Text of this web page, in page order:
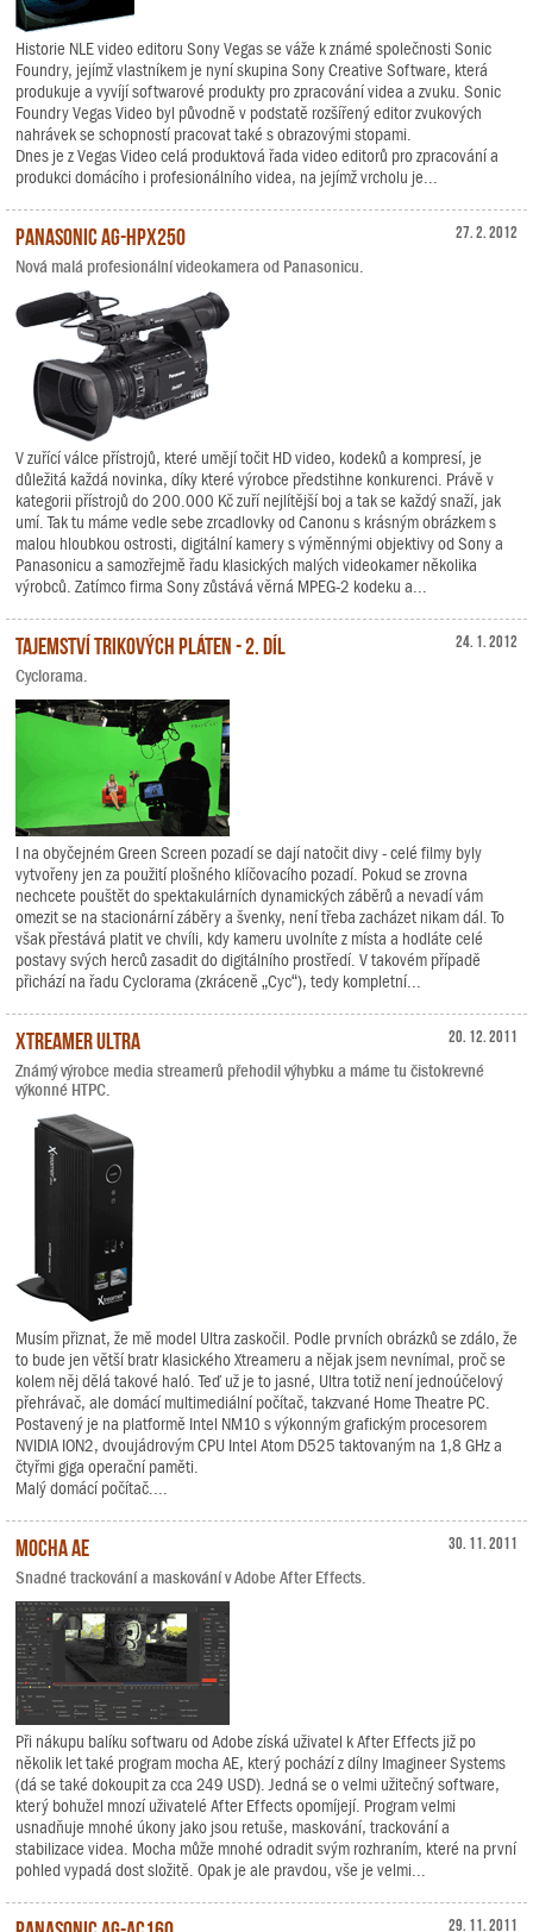
Historie NLE video editoru Sony Vegas se váže k známé společnosti Sonic
Foundry, jejímž vlastníkem je nyní skupina Sony Creative Software, která
produkuje a vyvíjí softwarové produkty pro zpracování videa a zvuku. Sonic
Foundry Vegas Video byl původně v podstatě rozšířený editor zvukových
nahrávek se schopností pracovat také s obrazovými stopami.
Dnes je z Vegas Video celá produktová řada video editorů pro zpracování a
produkci domácího i profesionálního videa, na jejímž vrcholu je...
27. 2. 2012
Panasonic AG-HPX250
Nová malá profesionální videokamera od Panasonicu.
V zuřící válce přístrojů, které umějí točit HD video, kodeků a kompresí, je
důležitá každá novinka, díky které výrobce předstihne konkurenci. Právě v
kategorii přístrojů do 200.000 Kč zuří nejlítější boj a tak se každý snaží, jak
umí. Tak tu máme vedle sebe zrcadlovky od Canonu s krásným obrázkem s
malou hloubkou ostrosti, digitální kamery s výměnnými objektivy od Sony a
Panasonicu a samozřejmě řadu klasických malých videokamer několika
výrobců. Zatímco firma Sony zůstává věrná MPEG-2 kodeku a...
24. 1. 2012
Tajemství trikových pláten - 2. díl
Cyclorama.
I na obyčejném Green Screen pozadí se dají natočit divy - celé filmy byly
vytvořeny jen za použití plošného klíčovacího pozadí. Pokud se zrovna
nechcete pouštět do spektakulárních dynamických záběrů a nevadí vám
omezit se na stacionární záběry a švenky, není třeba zacházet nikam dál. To
však přestává platit ve chvíli, kdy kameru uvolníte z místa a hodláte celé
postavy svých herců zasadit do digitálního prostředí. V takovém případě
přichází na řadu Cyclorama (zkráceně „Cyc“), tedy kompletní...
20. 12. 2011
Xtreamer Ultra
Známý výrobce media streamerů přehodil výhybku a máme tu čistokrevné
výkonné HTPC.
Musím přiznat, že mě model Ultra zaskočil. Podle prvních obrázků se zdálo, že
to bude jen větší bratr klasického Xtreameru a nějak jsem nevnímal, proč se
kolem něj dělá takové haló. Teď už je to jasné, Ultra totiž není jednoúčelový
přehrávač, ale domácí multimediální počítač, takzvané Home Theatre PC.
Postavený je na platformě Intel NM10 s výkonným grafickým procesorem
NVIDIA ION2, dvoujádrovým CPU Intel Atom D525 taktovaným na 1,8 GHz a
čtyřmi giga operační paměti.
Malý domácí počítač....
30. 11. 2011
Mocha AE
Snadné trackování a maskování v Adobe After Effects.
Při nákupu balíku softwaru od Adobe získá uživatel k After Effects již po
několik let také program mocha AE, který pochází z dílny Imagineer Systems
(dá se také dokoupit za cca 249 USD). Jedná se o velmi užitečný software,
který bohužel mnozí uživatelé After Effects opomíjejí. Program velmi
usnadňuje mnohé úkony jako jsou retuše, maskování, trackování a
stabilizace videa. Mocha může mnohé odradit svým rozhraním, které na první
pohled vypadá dost složitě. Opak je ale pravdou, vše je velmi...
29. 11. 2011
Panasonic AG-AC160